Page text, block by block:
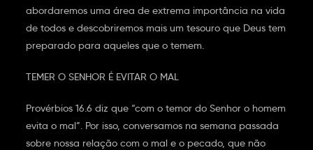
abordaremos uma área de extrema importância na vida
de todos e descobriremos mais um tesouro que Deus tem
preparado para aqueles que o temem.
TEMER O SENHOR É EVITAR O MAL
Provérbios 16.6 diz que “com o temor do Senhor o homem
evita o mal”. Por isso, conversamos na semana passada
sobre nossa relação com o mal e o pecado, que não